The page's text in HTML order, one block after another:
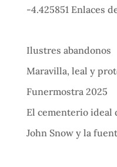
-4.425851 Enlaces
Ilustres abandonos
Maravilla, leal y
Funermostra 2025
El cementerio ideal
John Snow y la